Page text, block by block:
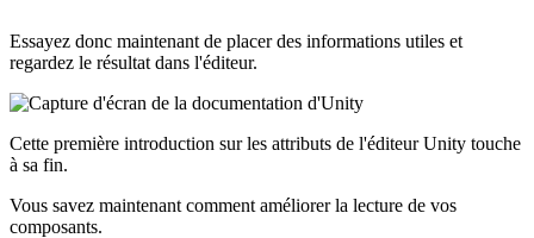
Essayez donc maintenant de placer des informations utiles et
regardez le résultat dans l'éditeur.
Cette première introduction sur les attributs de l'éditeur Unity touche
à sa fin.
Vous savez maintenant comment améliorer la lecture de vos
composants.